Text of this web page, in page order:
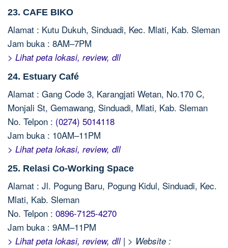
23. CAFE BIKO
Alamat : Kutu Dukuh, Sinduadi, Kec. Mlati, Kab. Sleman
Jam buka : 8AM–7PM
> Lihat peta lokasi, review, dll
24. Estuary Café
Alamat : Gang Code 3, Karangjati Wetan, No.170 C,
Monjali St, Gemawang, Sinduadi, Mlati, Kab. Sleman
No. Telpon : (0274) 5014118
Jam buka : 10AM–11PM
> Lihat peta lokasi, review, dll
25. Relasi Co-Working Space
Alamat : Jl. Pogung Baru, Pogung Kidul, Sinduadi, Kec.
Mlati, Kab. Sleman
No. Telpon : 0896-7125-4270
Jam buka : 9AM–11PM
> Lihat peta lokasi, review, dll| > Website :